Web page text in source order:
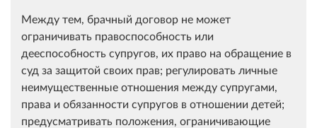
Между тем, брачный договор не может
ограничивать правоспособность или
дееспособность супругов, их право на обращение в
суд за защитой своих прав; регулировать личные
неимущественные отношения между супругами,
права и обязанности супругов в отношении детей;
предусматривать положения, ограничивающие